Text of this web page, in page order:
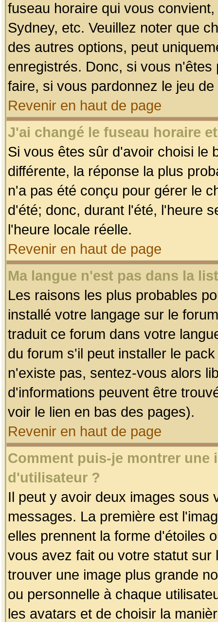
fuseau horaire qui vous
Sydney, etc. Veuillez noter que
des autres options, peut
enregistrés. Donc, si vous
faire, si vous pardonnez le jeu
Revenir en haut de page
J'ai changé le fuseau horaire
Si vous êtes sûr d'avoir choisi le
différente, la réponse la plus
n'a pas été conçu pour gérer le
d'été; donc, durant l'été, l'heure
l'heure locale réelle.
Revenir en haut de page
Ma langue n'est pas dans la
Les raisons les plus probables
installé votre langage sur le
traduit ce forum dans votre
du forum s'il peut installer le
n'existe pas, sentez-vous alors
d'informations peuvent être
voir le lien en bas des pages).
Revenir en haut de page
Comment puis-je montrer une
d'utilisateur ?
Il peut y avoir deux images sous
messages. La première est
elles prennent la forme d'étoiles
vous avez fait ou votre statut
trouver une image plus grande
ou personnelle à chaque
les avatars et de choisir la